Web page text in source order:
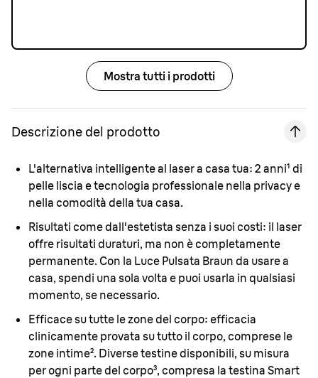
Mostra tutti i prodotti
Descrizione del prodotto
L'alternativa intelligente al laser a casa tua: 2 anni¹ di
pelle liscia e tecnologia professionale nella privacy e
nella comodità della tua casa.
Risultati come dall'estetista senza i suoi costi: il laser
offre risultati duraturi, ma non è completamente
permanente. Con la Luce Pulsata Braun da usare a
casa, spendi una sola volta e puoi usarla in qualsiasi
momento, se necessario.
Efficace su tutte le zone del corpo: efficacia
clinicamente provata su tutto il corpo, comprese le
zone intime². Diverse testine disponibili, su misura
per ogni parte del corpo³, compresa la testina Smart